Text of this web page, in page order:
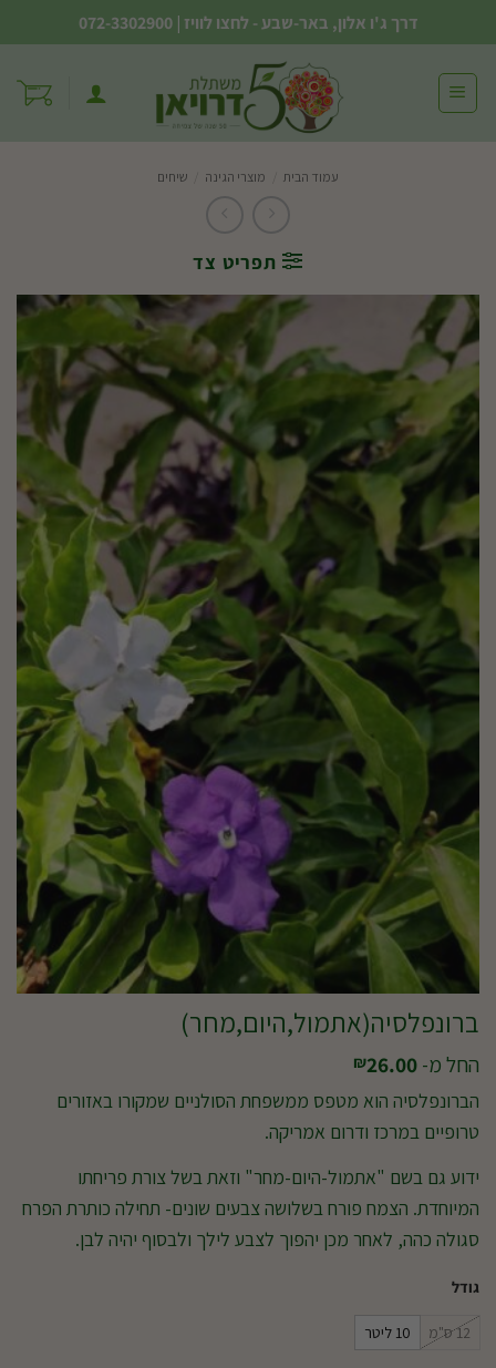
to
content
דרך ג'ו אלון, באר-שבע - לחצו לוויז |
072-3302900
עמוד הבית מוצרי הגינה שיחים
תפריט צד
ברונפלסיה(אתמול,היום,מחר)
החל מ- ₪26.00
הברונפלסיה הוא מטפס ממשפחת הסולניים שמקורו באזורים
טרופיים במרכז ודרום אמריקה.
ידוע גם בשם "אתמול-היום-מחר" וזאת בשל צורת פריחתו
המיוחדת. הצמח פורח בשלושה צבעים שונים- תחילה כותרת הפרח
סגולה כהה, לאחר מכן יהפוך לצבע לילך ולבסוף יהיה לבן.
גודל
12 ס"מ 10 ליטר